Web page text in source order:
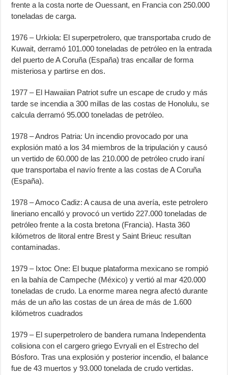
frente a la costa norte de Ouessant, en Francia con 250.000
toneladas de carga.
1976 – Urkiola: El superpetrolero, que transportaba crudo de
Kuwait, derramó 101.000 toneladas de petróleo en la entrada
del puerto de A Coruña (España) tras encallar de forma
misteriosa y partirse en dos.
1977 – El Hawaiian Patriot sufre un escape de crudo y más
tarde se incendia a 300 millas de las costas de Honolulu, se
calcula derramó 95.000 toneladas de petróleo.
1978 – Andros Patria: Un incendio provocado por una
explosión mató a los 34 miembros de la tripulación y causó
un vertido de 60.000 de las 210.000 de petróleo crudo iraní
que transportaba el navío frente a las costas de A Coruña
(España).
1978 – Amoco Cadiz: A causa de una avería, este petrolero
lineriano encalló y provocó un vertido 227.000 toneladas de
petróleo frente a la costa bretona (Francia). Hasta 360
kilómetros de litoral entre Brest y Saint Brieuc resultan
contaminadas.
1979 – Ixtoc One: El buque plataforma mexicano se rompió
en la bahía de Campeche (México) y vertió al mar 420.000
toneladas de crudo. La enorme marea negra afectó durante
más de un año las costas de un área de más de 1.600
kilómetros cuadrados
1979 – El superpetrolero de bandera rumana Independenta
colisiona con el cargero griego Evryali en el Estrecho del
Bósforo. Tras una explosión y posterior incendio, el balance
fue de 43 muertos y 93.000 tonelada de crudo vertidas.